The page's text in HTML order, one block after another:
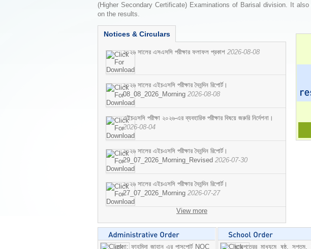
(Higher Secondary Certificate) Examinations of Barisal division. It
on the results.
Notices & Circulars
২০২৬ সালের এসএসসি পরীক্ষার ফলাফল প্রকাশ 2026-08-08
২০২৬ সালের এইচএসসি পরীক্ষার দৈনন্দিন রিপোর্ট।
08_08_2026_Morning 2026-08-08
এইচএসসি পরীক্ষা ২০২৬-এর ব্যবহারিক পরীক্ষার বিষয়ে জরুরি নির্দেশনা।
2026-08-04
২০২৬ সালের এইচএসসি পরীক্ষার দৈনন্দিন রিপোর্ট।
29_07_2026_Morning_Revised 2026-07-30
২০২৬ সালের এইচএসসি পরীক্ষার দৈনন্দিন রিপোর্ট।
27_07_2026_Morning 2026-07-27
View more
মোসা: ফাহমিদা জাহান এর পাসপোর্ট NOC
ছাড়পত্রের মাধ্যমে ষষ্ঠ,